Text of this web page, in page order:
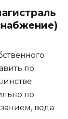
по
по
вода